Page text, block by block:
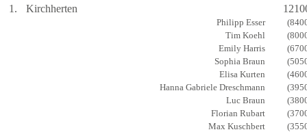
1. Kirchherten
Philipp Esser
Tim Koehl
Emily Harris
Sophia Braun
Elisa Kurten
Hanna Gabriele Dreschmann
Luc Braun
Florian Rubart
Max Kuschbert